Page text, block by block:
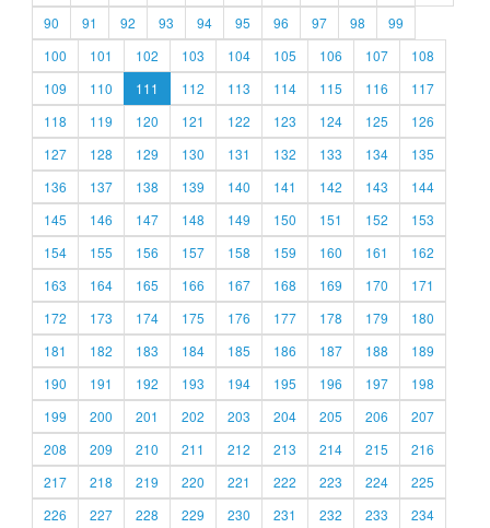
90
91 92 93 94 95 96 97 98
99
100
101 102 103 104 105 106 107
108
109
110 111 112 113 114 115 116
117
118
119 120 121 122 123 124 125
126
127
128 129 130 131 132 133 134
135
136
137 138 139 140 141 142 143
144
145
146 147 148 149 150 151 152
153
154
155 156 157 158 159 160 161
162
163
164 165 166 167 168 169 170
171
172
173 174 175 176 177 178 179
180
181
182 183 184 185 186 187 188
189
190
191 192 193 194 195 196 197
198
199
200 201 202 203 204 205 206
207
208
209 210 211 212 213 214 215
216
217
218 219 220 221 222 223 224
225
226
227 228 229 230 231 232 233 234